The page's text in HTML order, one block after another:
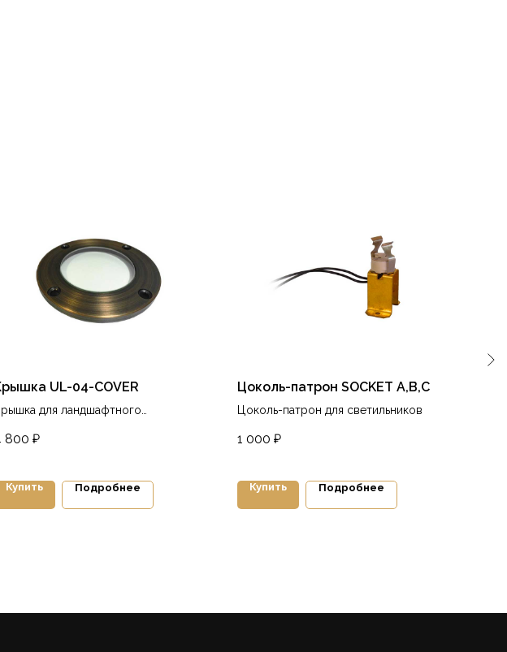
UL-04-COVER
для ландшафтного
800 ₽
Купить Подробнее
Цоколь-патрон SOCKET A,B,C
Цоколь-патрон для светильников
1 000 ₽
Купить Подробнее